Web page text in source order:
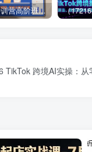
拼多多特训营高阶班，独家玩法赋能，突破运营天花板（更新26年1月）
TikTok 跨境AI实操：